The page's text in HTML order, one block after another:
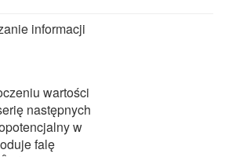
informacji
wartości
następnych
w
falę